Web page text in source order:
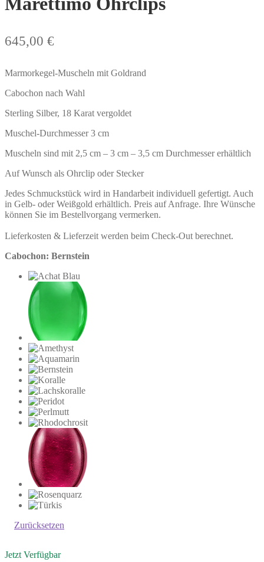
645,00 €
Marmorkegel-Muscheln mit Goldrand
Cabochon nach Wahl
Sterling Silber, 18 Karat vergoldet
Muschel-Durchmesser 3 cm
Muscheln sind mit 2,5 cm – 3 cm – 3,5 cm Durchmesser erhältlich
Auf Wunsch als Ohrclip oder Stecker
Jedes Schmuckstück wird in Handarbeit individuell gefertigt. Auch
in Gelb- oder Weißgold erhältlich. Preis auf Anfrage. Ihre Wünsche
können Sie im Bestellvorgang vermerken.
Lieferkosten & Lieferzeit werden beim Check-Out berechnet.
Cabochon: Bernstein
Zurücksetzen
Jetzt Verfügbar